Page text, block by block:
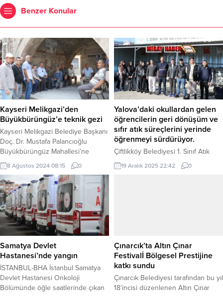
Benzer Konular
Kayseri Melikgazi’den
Büyükbürüngüz’e teknik gezi
Kayseri Melikgazi Belediye Başkanı
Doç. Dr. Mustafa Palancıoğlu
Büyükbürüngüz Mahallesi’ne
teknik gezi düzenleyerek
mahallede yapılan ve yapılmakta
olan çalışmaları yerinde inceledi.
KAYSERİ (İGFA) – Yeraltı
şehirlerinin, taş yapılarının olduğu,
eski, kadim, tarihi mahalle olarak
bahsettiği Büyükbürüngüz
Mahallesi’nde, yapılan ve yapılacak
olan çalışmalar hakkında bilgi veren
Kayseri Melikgazi Belediye Başkanı
Doç....
8 Ağustos 2024 08:15 0
Yalova’daki okullardan gelen
öğrencilerin geri dönüşüm ve
sıfır atık süreçlerini yerinde
öğrenmeyi sürdürüyor.
Çiftlikköy Belediyesi 1. Sınıf Atık
Getirme Merkezi, Yalova’daki
okullardan gelen öğrencilerin geri
Right to Water is the Right to Life’
(Suya Erişim Hakkı, Yaşam...
19 Aralık 2025 22:42 0
Samatya Devlet
Hastanesi’nde yangın
İSTANBUL-BHA İstanbul Samatya
Devlet Hastanesi Onkoloji
Bölümünde öğle saatlerinde çıkan
Çınarcık’ta Altın Çınar
Festivalİ Bölgesel Prestijine
katkı sundu
Çınarcık Belediyesi tarafından bu yıl
18’incisi düzenlenen Altın Çınar